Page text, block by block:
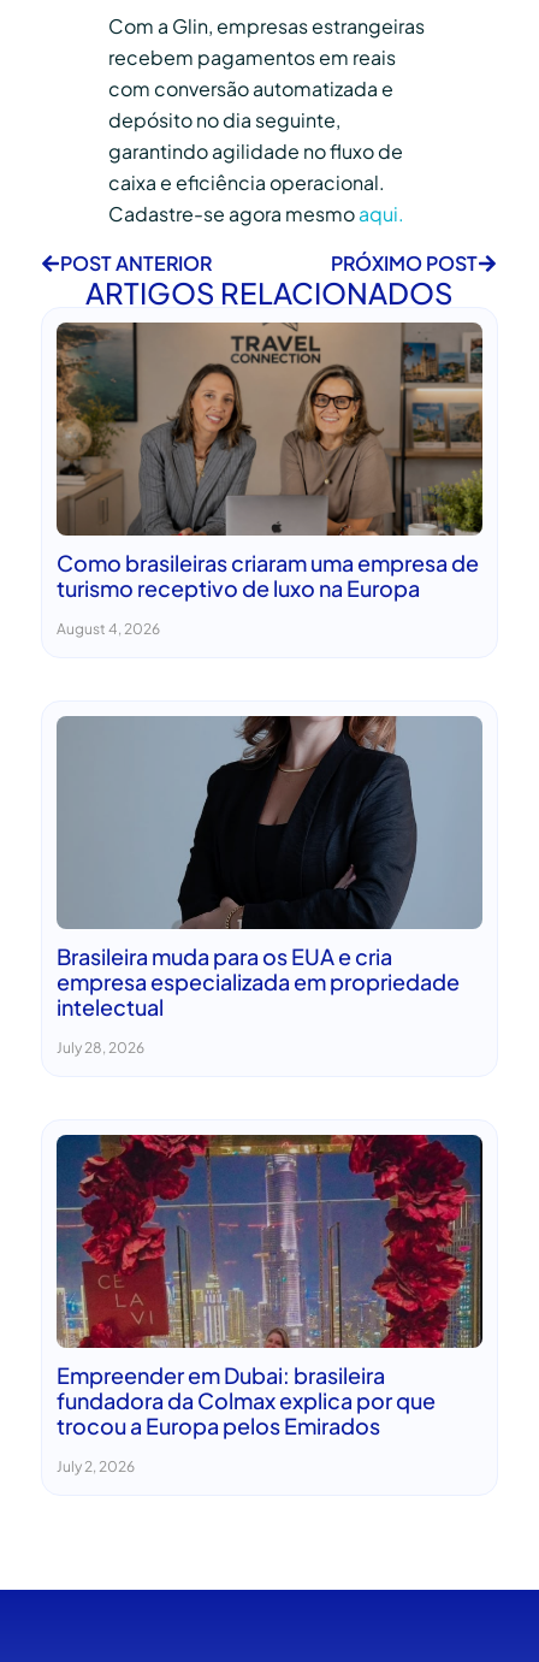
Com a Glin, empresas estrangeiras
recebem pagamentos em reais
com conversão automatizada e
depósito no dia seguinte,
garantindo agilidade no fluxo de
caixa e eficiência operacional.
Cadastre-se agora mesmoaqui.
POST ANTERIOR
PRÓXIMO POST
ARTIGOS RELACIONADOS
Como brasileiras criaram uma empresa de
turismo receptivo de luxo na Europa
August 4, 2026
Brasileira muda para os EUA e cria
empresa especializada em propriedade
intelectual
July 28, 2026
Empreender em Dubai: brasileira
fundadora da Colmax explica por que
trocou a Europa pelos Emirados
July 2, 2026